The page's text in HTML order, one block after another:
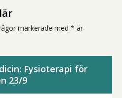
markerade med * är
Fysioterapi för
23/9